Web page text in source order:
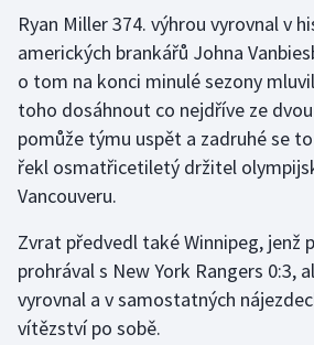
Ryan Miller 374. výhrou vyrovnal v
amerických brankářů Johna
o tom na konci minulé sezony
toho dosáhnout co nejdříve ze
pomůže týmu uspět a zadruhé se
řekl osmatřicetiletý držitel
Vancouveru.
Zvrat předvedl také Winnipeg, jenž
prohrával s New York Rangers 0:3,
vyrovnal a v samostatných
vítězství po sobě.